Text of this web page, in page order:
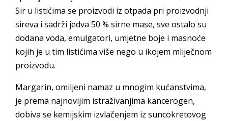
Sir u listićima se proizvodi iz otpada pri proizvodnji
sireva i sadrži jedva 50 % sirne mase, sve ostalo su
dodana voda, emulgatori, umjetne boje i masnoće
kojih je u tim listićima više nego u ikojem mliječnom
proizvodu.
Margarin, omiljeni namaz u mnogim kućanstvima,
je prema najnovijim istraživanjima kancerogen,
dobiva se kemijskim izvlačenjem iz suncokretovog